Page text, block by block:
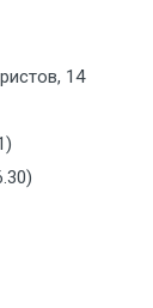
14